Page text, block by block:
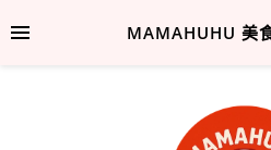
MAMAHUHU 美